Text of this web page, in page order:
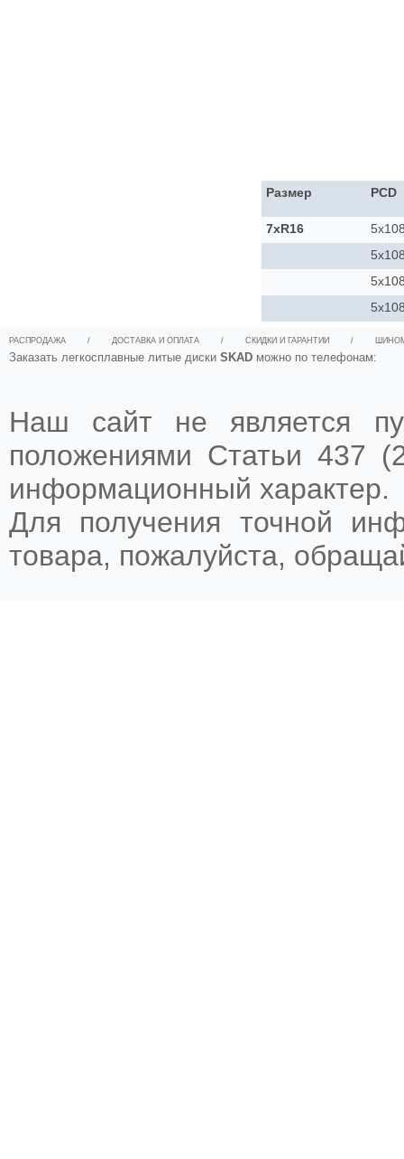
Размер PCD
7xR16
РАСПРОДАЖА / ДОСТАВКА И ОПЛАТА / СКИДКИ И ГАРАНТИИ /
Заказать легкосплавные литые диски SKAD можно по телефонам:
Наш сайт не является
положениями Статьи 437
информационный характер.
Для получения точной
товара, пожалуйста,